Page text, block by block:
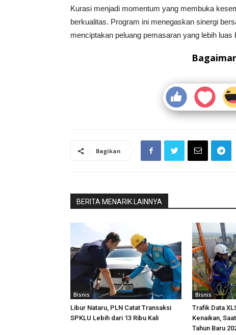
Kurasi menjadi momentum yang membuka
berkualitas. Program ini menegaskan sinergi
menciptakan peluang pemasaran yang lebih luas
Bagikan
BERITA MENARIK LAINNYA
Bisnis
Libur Nataru, PLN Catat Transaksi
SPKLU Lebih dari 13 Ribu Kali
Bisnis
Trafik Data
Kenaikan,
Tahun Baru